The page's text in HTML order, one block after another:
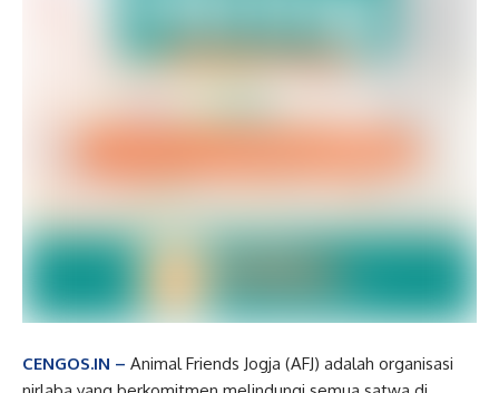
CENGOS.IN – Animal Friends Jogja (AFJ) adalah organisasi